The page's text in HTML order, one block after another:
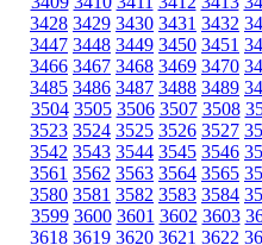
3428 3429 3430 3431 3432
3447 3448 3449 3450 3451
3466 3467 3468 3469 3470
3485 3486 3487 3488 3489
3504 3505 3506 3507 3508
3523 3524 3525 3526 3527
3542 3543 3544 3545 3546
3561 3562 3563 3564 3565
3580 3581 3582 3583 3584
3599 3600 3601 3602 3603
3618 3619 3620 3621 3622